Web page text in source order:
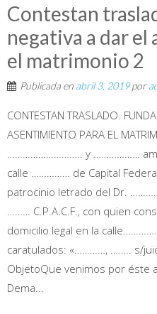
Contestan
negativa a dar
el matrimonio 2
Publicada en abril 3, 2019por
CONTESTAN TRASLADO.
ASENTIMIENTO PARA EL
……………………….. y ………………
calle …………… de Capital
patrocinio letrado del Dr.
……… C.P.A.C.F., con quien
domicilio legal en la
caratulados: «…………, …….. s/
ObjetoQue venimos por éste
Dema...